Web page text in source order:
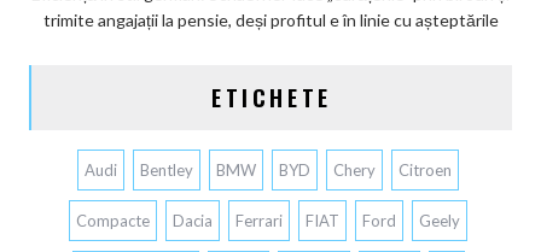
trimite angajații la pensie, deși profitul e în linie cu așteptările
ETICHETE
Audi Bentley BMW BYD Chery Citroen
Compacte Dacia Ferrari FIAT Ford Geely